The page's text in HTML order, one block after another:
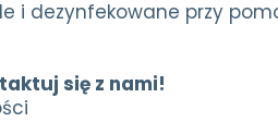
i dezynfekowane przy
się z nami!